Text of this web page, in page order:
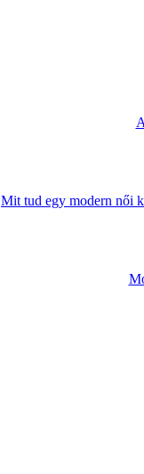
Mit tud egy modern női